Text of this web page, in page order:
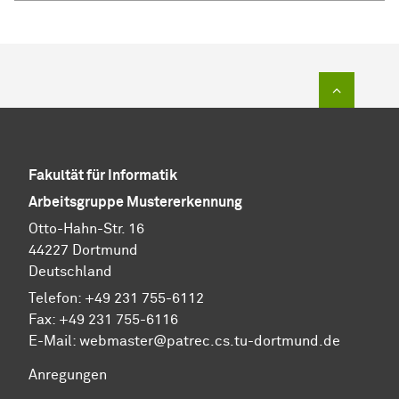
Fakultät für Informatik
Arbeitsgruppe Mustererkennung
Otto-Hahn-Str. 16
44227 Dortmund
Deutschland
Telefon: +49 231 755-6112
Fax: +49 231 755-6116
E-Mail: webmaster@patrec.cs.tu-dortmund.de
Anregungen